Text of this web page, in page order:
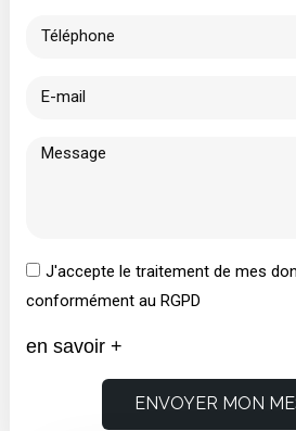
J'accepte le traitement de mes
conformément au RGPD
en savoir +
ENVOYER MON